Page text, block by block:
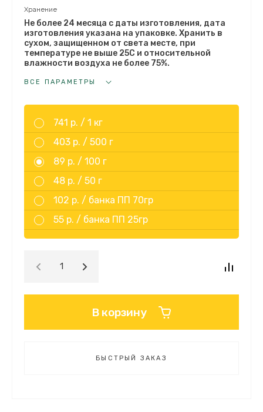
Хранение
Не более 24 месяца с даты изготовления, дата
изготовления указана на упаковке. Хранить в
сухом, защищенном от света месте, при
температуре не выше 25С и относительной
влажности воздуха не более 75%.
ВСЕ ПАРАМЕТРЫ
741 р. / 1 кг
403 р. / 500 г
89 р. / 100 г
48 р. / 50 г
102 р. / банка ПП 70гр
55 р. / банка ПП 25гр
В корзину
БЫСТРЫЙ ЗАКАЗ